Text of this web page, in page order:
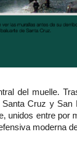
del muelle.
Santa Cruz y San
unidos entre por
moderna